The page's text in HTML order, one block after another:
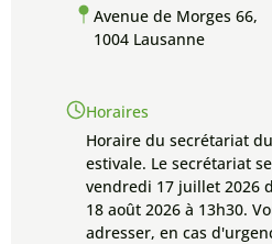
Avenue de Morges 66,
1004 Lausanne
Horaires
Horaire du secrétariat
estivale. Le secrétariat
vendredi 17 juillet 2026
18 août 2026 à 13h30.
adresser, en cas